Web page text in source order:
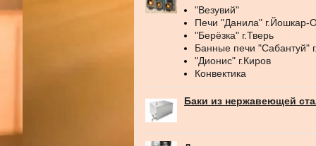
"Везувий"
Печи "Данила" г.Йошкар-
"Берёзка" г.Тверь
Банные печи "Сабантуй"
"Дионис" г.Киров
Конвектика
Баки из нержавеющей